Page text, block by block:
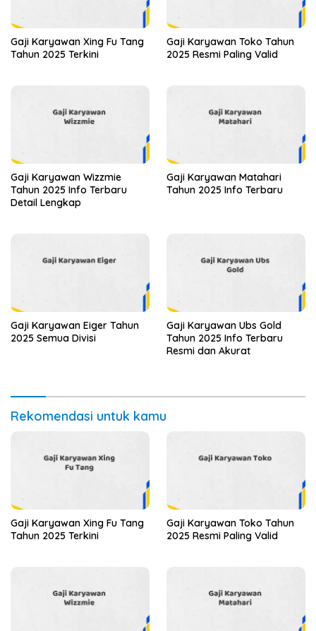
Gaji Karyawan Xing Fu Tang
Tahun 2025 Terkini
Gaji Karyawan Toko Tahun
2025 Resmi Paling Valid
Gaji Karyawan Wizzmie
Tahun 2025 Info Terbaru
Detail Lengkap
Gaji Karyawan Matahari
Tahun 2025 Info Terbaru
Gaji Karyawan Eiger Tahun
2025 Semua Divisi
Gaji Karyawan Ubs Gold
Tahun 2025 Info Terbaru
Resmi dan Akurat
Rekomendasi untuk kamu
Gaji Karyawan Xing Fu Tang
Tahun 2025 Terkini
Gaji Karyawan Toko Tahun
2025 Resmi Paling Valid